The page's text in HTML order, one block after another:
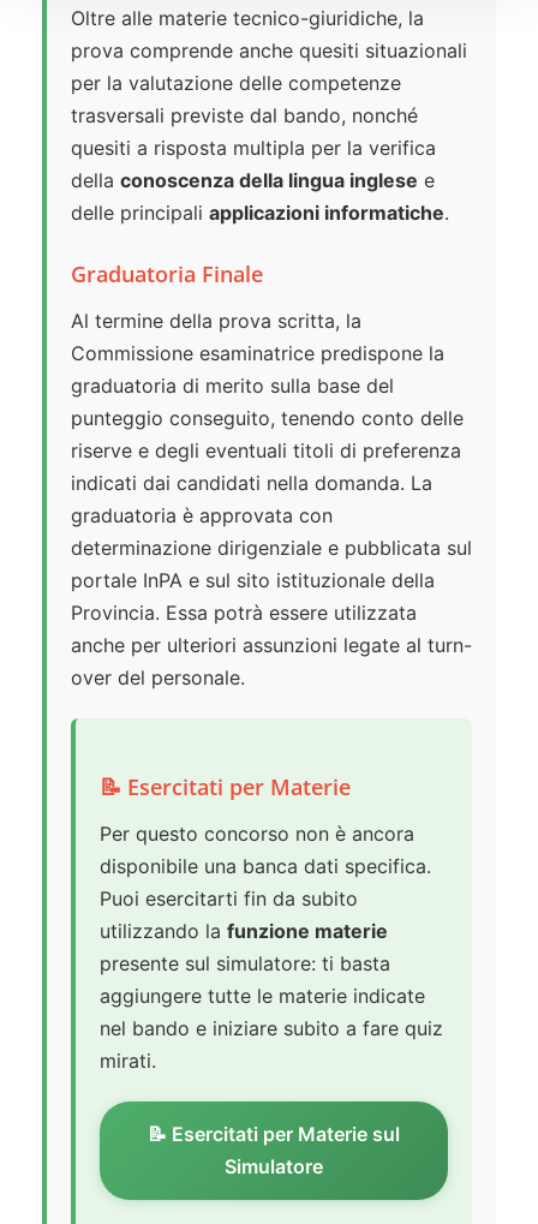
Oltre alle materie tecnico-giuridiche, la
prova comprende anche quesiti situazionali
per la valutazione delle competenze
trasversali previste dal bando, nonché
quesiti a risposta multipla per la verifica
della conoscenza della lingua inglese e
delle principali applicazioni informatiche.
Graduatoria Finale
Al termine della prova scritta, la
Commissione esaminatrice predispone la
graduatoria di merito sulla base del
punteggio conseguito, tenendo conto delle
riserve e degli eventuali titoli di preferenza
indicati dai candidati nella domanda. La
graduatoria è approvata con
determinazione dirigenziale e pubblicata sul
portale InPA e sul sito istituzionale della
Provincia. Essa potrà essere utilizzata
anche per ulteriori assunzioni legate al turn-
over del personale.
📝 Esercitati per Materie
Per questo concorso non è ancora
disponibile una banca dati specifica.
Puoi esercitarti fin da subito
utilizzando la funzione materie
presente sul simulatore: ti basta
aggiungere tutte le materie indicate
nel bando e iniziare subito a fare quiz
mirati.
📝 Esercitati per Materie sul
Simulatore